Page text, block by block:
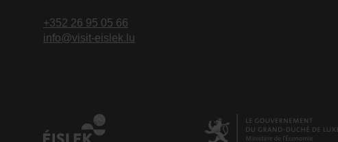
+352 26 95 05 66
info@visit-eislek.lu